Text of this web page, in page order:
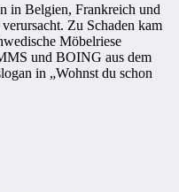
in Belgien, Frankreich und
Zu Schaden kam
Möbelriese
und BOING aus dem
in „Wohnst du schon